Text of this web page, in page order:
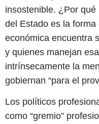
insostenible. ¿Por
del Estado es la
económica encuentra
y quienes manejan
intrínsecamente la
gobiernan “para el
Los políticos
como “gremio”